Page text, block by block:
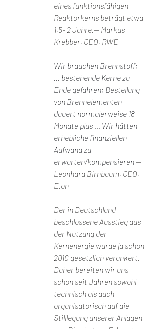
eines funktionsfähigen
Reaktorkerns beträgt etwa
1,5- 2 Jahre.— Markus
Krebber, CEO, RWE
Wir brauchen Brennstoff;
... bestehende Kerne zu
Ende gefahren; Bestellung
von Brennelementen
dauert normalerweise 18
Monate plus ... Wir hätten
erhebliche finanziellen
Aufwand zu
erwarten/kompensieren —
Leonhard Birnbaum, CEO,
E.on
Der in Deutschland
beschlossene Ausstieg aus
der Nutzung der
Kernenergie wurde ja schon
2010 gesetzlich verankert.
Daher bereiten wir uns
schon seit Jahren sowohl
technisch als auch
organisatorisch auf die
Stilllegung unserer Anlagen